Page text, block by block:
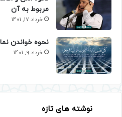
مربوط به آن
خرداد 17, 1401
نحوه خواندن
خرداد 9, 1401
نوشته های تازه